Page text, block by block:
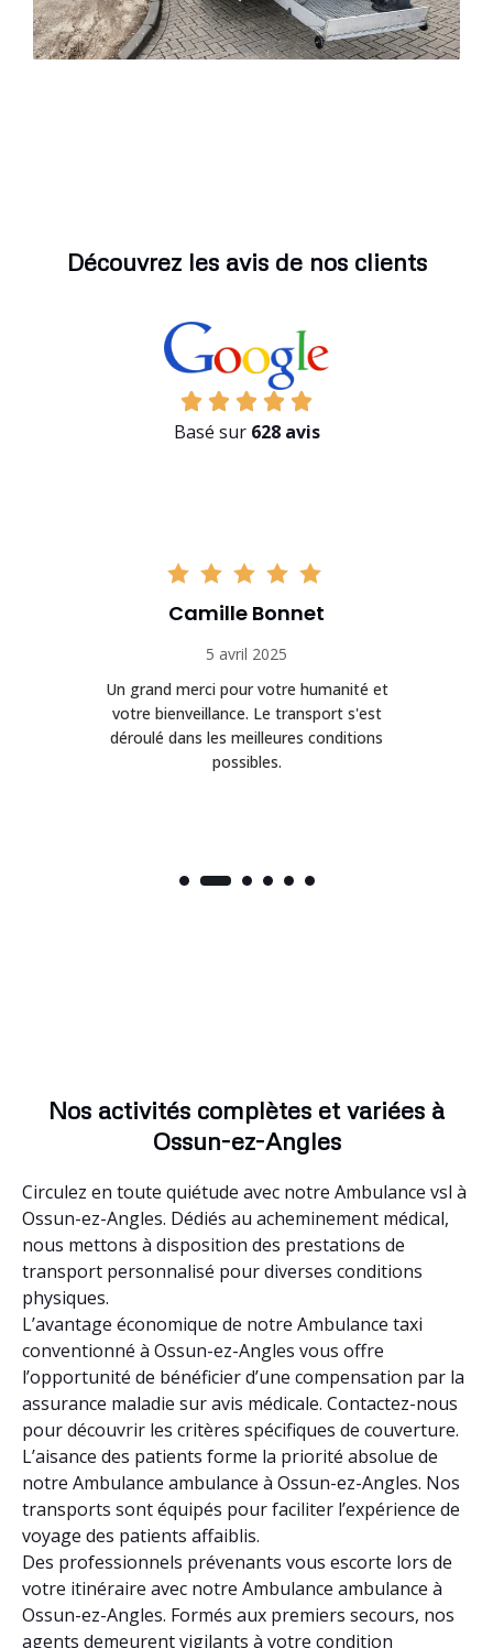
Découvrez les avis de nos clients
Basé sur 628 avis
Camille Bonnet
5 avril 2025
Un grand merci pour votre humanité et
votre bienveillance. Le transport s'est
déroulé dans les meilleures conditions
possibles.
Nos activités complètes et variées à
Ossun-ez-Angles
Circulez en toute quiétude avec notre Ambulance vsl à
Ossun-ez-Angles. Dédiés au acheminement médical,
nous mettons à disposition des prestations de
transport personnalisé pour diverses conditions
physiques.
L’avantage économique de notre Ambulance taxi
conventionné à Ossun-ez-Angles vous offre
l’opportunité de bénéficier d’une compensation par la
assurance maladie sur avis médicale. Contactez-nous
pour découvrir les critères spécifiques de couverture.
L’aisance des patients forme la priorité absolue de
notre Ambulance ambulance à Ossun-ez-Angles. Nos
transports sont équipés pour faciliter l’expérience de
voyage des patients affaiblis.
Des professionnels prévenants vous escorte lors de
votre itinéraire avec notre Ambulance ambulance à
Ossun-ez-Angles. Formés aux premiers secours, nos
agents demeurent vigilants à votre condition